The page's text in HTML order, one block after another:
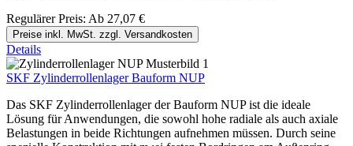
Regulärer Preis: Ab 27,07 €
Preise inkl. MwSt. zzgl. Versandkosten
Details
SKF Zylinderrollenlager Bauform NUP
Das SKF Zylinderrollenlager der Bauform NUP ist die ideale
Lösung für Anwendungen, die sowohl hohe radiale als auch axiale
Belastungen in beide Richtungen aufnehmen müssen. Durch seine